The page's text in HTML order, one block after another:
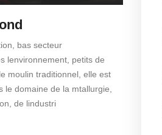
bas secteur
lenvironnement, petits de
moulin traditionnel, elle est
domaine de la mtallurgie,
de lindustri